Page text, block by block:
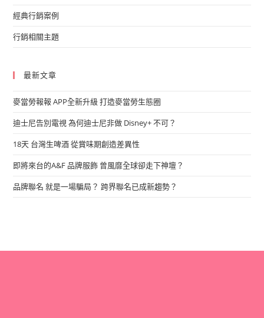
經典行銷案例
行銷相關主題
最新文章
麥當勞報報 APP全新升級 打造麥當勞生態圈
迪士尼告別電視 為何迪士尼非做 Disney+ 不可？
18天 台灣生啤酒 從賞味期創造差異性
即將來台的A&F 品牌服飾 曾風靡全球卻走下神壇？
品牌聯名 就是一場騙局？ 跨界聯名已成新趨勢？